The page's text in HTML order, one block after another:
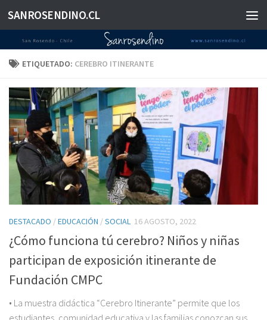
Saltar al contenido
SANROSENDINO.CL
ETIQUETADO: CEREBRO ITINERANTE
DESTACADO /EDUCACIÓN /SOCIAL 16 AGOSTO, 2022
¿Cómo funciona tú cerebro? Niños y niñas
participan de exposición itinerante de
Fundación CMPC
• La muestra didáctica “Cerebro Itinerante” permite que los
estudiantes, comunidad educativa y las familias conozcan sus